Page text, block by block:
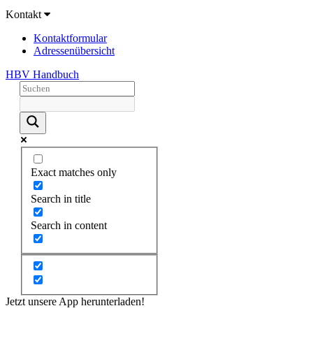
Kontakt
Kontaktformular
Adressenübersicht
HBV Handbuch
Exact matches only
Search in title
Search in content
Jetzt unsere App herunterladen!